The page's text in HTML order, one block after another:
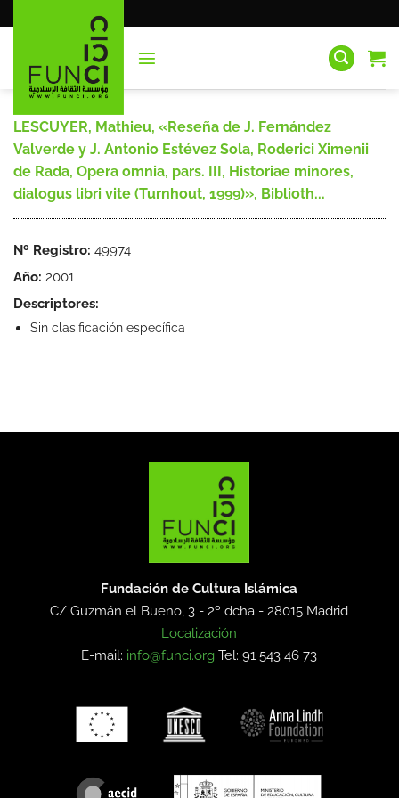
al
LESCUYER, Mathieu, «Reseña de J. Fernández
Valverde y J. Antonio Estévez Sola, Roderici Ximenii
de Rada, Opera omnia, pars. III, Historiae minores,
dialogus libri vite (Turnhout, 1999)», Biblioth...
Nº Registro: 49974
Año: 2001
Descriptores:
Sin clasificación específica
Fundación de Cultura Islámica
C/ Guzmán el Bueno, 3 - 2º dcha -28015 Madrid
Localización
E-mail: info@funci.org Tel: 91 543 46 73